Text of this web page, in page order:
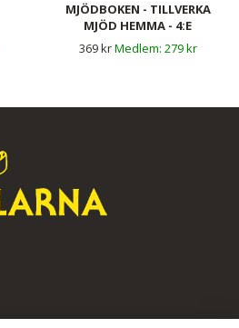
MJÖDBOKEN - TILLVERKA
MJÖD HEMMA - 4:E
UPPLAGAN
369 kr 279 kr